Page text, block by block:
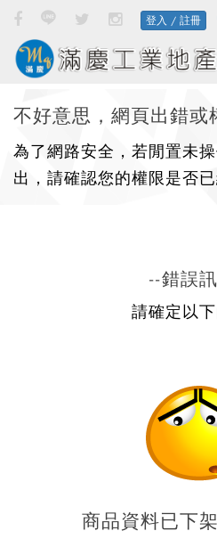
登入 / 註冊
不好意思，網頁出錯或
為了網路安全，若閒置未
出，請確認您的權限是否已
--錯誤
請確定以
商品資料已下